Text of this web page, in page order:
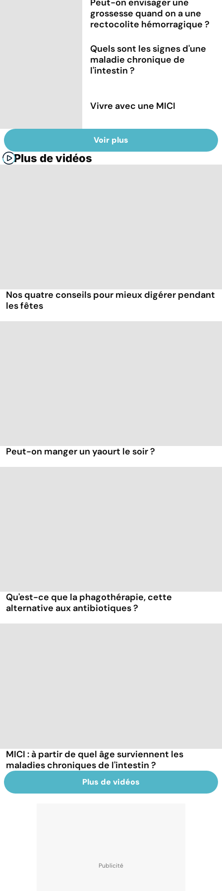
grossesse quand on a une
rectocolite hémorragique ?
Quels sont les signes d'une
maladie chronique de
l'intestin ?
Vivre avec une MICI
Voir plus
Plus de vidéos
Nos quatre conseils pour mieux digérer pendant
les fêtes
Peut-on manger un yaourt le soir ?
Qu'est-ce que la phagothérapie, cette
alternative aux antibiotiques ?
MICI : à partir de quel âge surviennent les
maladies chroniques de l'intestin ?
Plus de vidéos